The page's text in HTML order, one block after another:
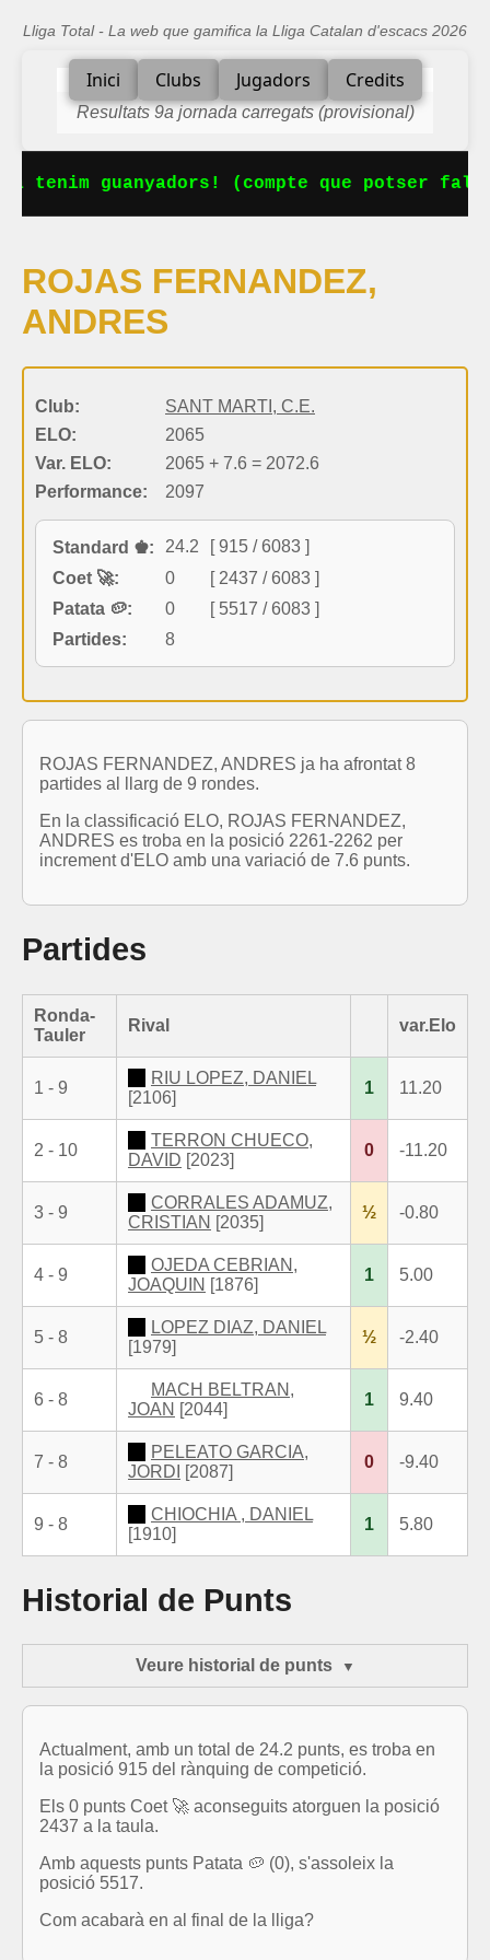
Lliga Total - La web que gamifica la Lliga Catalan d'escacs 2026
Inici Clubs Jugadors Credits
Resultats 9a jornada carregats (provisional)
tenim guanyadors! (compte que potser
ROJAS FERNANDEZ,
ANDRES
Club:
SANT MARTI, C.E.
ELO:
2065
Var. ELO:
2065 + 7.6 = 2072.6
Performance:
2097
Standard ♚: 24.2
[ 915 / 6083 ]
Coet 🚀:
0
[ 2437 / 6083 ]
Patata 🥔:
0
[ 5517 / 6083 ]
Partides:
8
ROJAS FERNANDEZ, ANDRES ja ha afrontat 8
partides al llarg de 9 rondes.
En la classificació ELO, ROJAS FERNANDEZ,
ANDRES es troba en la posició 2261-2262 per
increment d'ELO amb una variació de 7.6 punts.
Partides
Ronda-
Tauler
Rival var.Elo
1 - 9
RIU LOPEZ, DANIEL
[2106]
1 11.20
2 - 10
TERRON CHUECO,
DAVID [2023]
0 -11.20
3 - 9
CORRALES ADAMUZ,
CRISTIAN [2035]
½ -0.80
4 - 9
OJEDA CEBRIAN,
JOAQUIN [1876]
1 5.00
5 - 8
LOPEZ DIAZ, DANIEL
[1979]
½ -2.40
6 - 8
MACH BELTRAN,
JOAN [2044]
1 9.40
7 - 8
PELEATO GARCIA,
JORDI
[2087]
0 -9.40
9 - 8
CHIOCHIA , DANIEL
[1910]
1 5.80
Historial de Punts
Veure historial de punts
Actualment, amb un total de 24.2 punts, es troba en
la posició 915 del rànquing de competició.
Els 0 punts Coet 🚀 aconseguits atorguen la posició
2437 a la taula.
Amb aquests punts Patata 🥔 (0), s'assoleix la
posició 5517.
Com acabarà en al final de la lliga?